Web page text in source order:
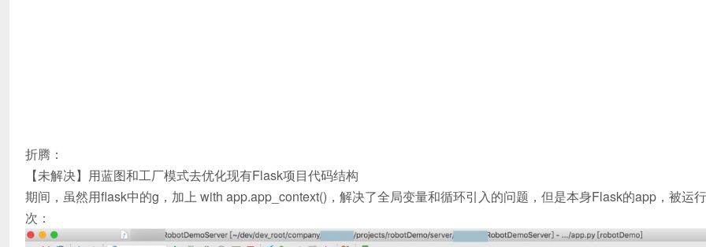
折腾：
【未解决】用蓝图和工厂模式去优化现有Flask项目代码结构
期间，虽然用flask中的g，加上 with app.app_context()，解决了全局变量和循环引入的问题，但是本身Flask的app，被运
次：